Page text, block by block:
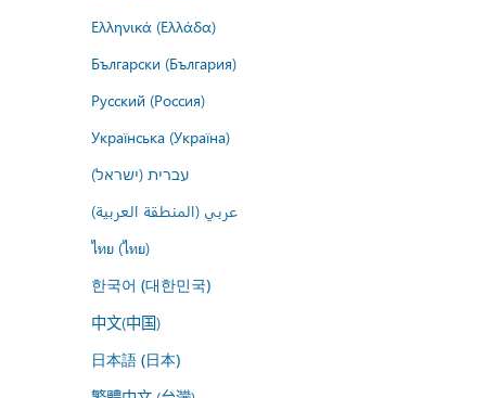
Ελληνικά (Ελλάδα)
Български (България)
Русский (Россия)
Українська (Україна)
עברית (ישראל)
عربي (المنطقة العربية)
ไทย (ไทย)
한국어 (대한민국)
中文(中国)
日本語 (日本)